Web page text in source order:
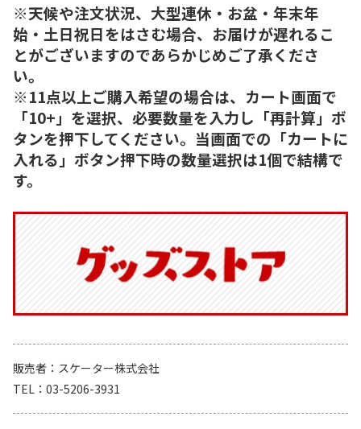
※天候や注文状況、大型連休・お盆・年末年
始・土日祝日をはさむ場合、お届けが遅れるこ
とがございますのであらかじめご了承くださ
い。
※11点以上ご購入希望の場合は、カート画面で
「10+」を選択、必要数量を入力し「再計算」ボ
タンを押下してください。当画面での「カートに
入れる」ボタン押下時の数量選択は1個で結構で
す。
販売者
スケーター株式会社
TEL
03-5206-3931